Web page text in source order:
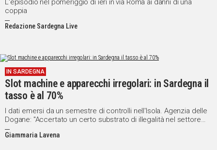
L'episodio nel pomeriggio di ieri in via Roma ai danni di una
coppia
Redazione Sardegna Live
IN SARDEGNA
Slot machine e apparecchi irregolari: in Sardegna il
tasso è al 70%
I dati emersi da un semestre di controlli nell'Isola. Agenzia delle
Dogane: "Accertato un certo substrato di illegalità nel settore
degli apparecchi e delle scommesse"
Giammaria Lavena